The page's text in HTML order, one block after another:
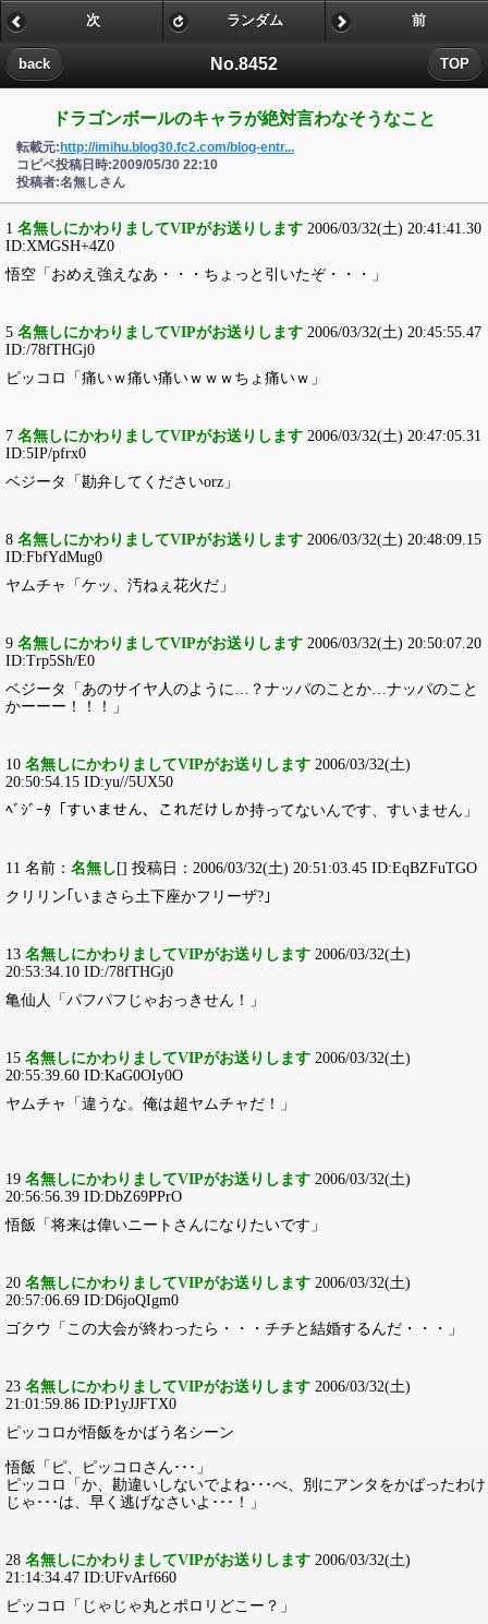
No.8452
back TOP
次 ランダム 前
ドラゴンボールのキャラが絶対言わなそうなこと
転載元: http://imihu.blog30.fc2.com/blog-entr...
コピペ投稿日時:2009/05/30 22:10
投稿者:名無しさん
1 名無しにかわりましてVIPがお送りします 2006/03/32(土) 20:41:41.30
ID:XMGSH+4Z0
悟空「おめえ強えなあ・・・ちょっと引いたぞ・・・」
5 名無しにかわりましてVIPがお送りします 2006/03/32(土) 20:45:55.47
ID:/78fTHGj0
ピッコロ「痛いｗ痛い痛いｗｗｗちょ痛いｗ」
7 名無しにかわりましてVIPがお送りします 2006/03/32(土) 20:47:05.31
ID:5IP/pfrx0
ベジータ「勘弁してくださいorz」
8 名無しにかわりましてVIPがお送りします 2006/03/32(土) 20:48:09.15
ID:FbfYdMug0
ヤムチャ「ケッ、汚ねぇ花火だ」
9 名無しにかわりましてVIPがお送りします 2006/03/32(土) 20:50:07.20
ID:Trp5Sh/E0
ベジータ「あのサイヤ人のように…？ナッパのことか…ナッパのこと
かーーー！！！」
10 名無しにかわりましてVIPがお送りします 2006/03/32(土)
20:50:54.15 ID:yu//5UX50
ﾍﾞｼﾞｰﾀ「すいません、これだけしか持ってないんです、すいません」
11 名前： 名無し [] 投稿日：2006/03/32(土) 20:51:03.45 ID:EqBZFuTGO
クリリン｢いまさら土下座かフリーザ?｣
13 名無しにかわりましてVIPがお送りします 2006/03/32(土)
20:53:34.10 ID:/78fTHGj0
亀仙人「パフパフじゃおっきせん！」
15 名無しにかわりましてVIPがお送りします 2006/03/32(土)
20:55:39.60 ID:KaG0OIy0O
ヤムチャ「違うな。俺は超ヤムチャだ！」
19 名無しにかわりましてVIPがお送りします 2006/03/32(土)
20:56:56.39 ID:DbZ69PPrO
悟飯「将来は偉いニートさんになりたいです」
20 名無しにかわりましてVIPがお送りします 2006/03/32(土)
20:57:06.69 ID:D6joQIgm0
ゴクウ「この大会が終わったら・・・チチと結婚するんだ・・・」
23 名無しにかわりましてVIPがお送りします 2006/03/32(土)
21:01:59.86 ID:P1yJJFTX0
ピッコロが悟飯をかばう名シーン
悟飯「ピ、ピッコロさん･･･」
ピッコロ「か、勘違いしないでよね･･･べ、別にアンタをかばったわけ
じゃ･･･は、早く逃げなさいよ･･･！」
28 名無しにかわりましてVIPがお送りします 2006/03/32(土)
21:14:34.47 ID:UFvArf660
ピッコロ「じゃじゃ丸とポロリどこー？」